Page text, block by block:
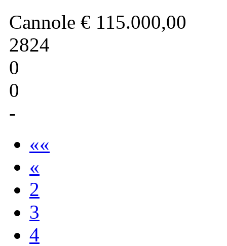
Cannole € 115.000,00
2824
0
0
-
««
«
2
3
4